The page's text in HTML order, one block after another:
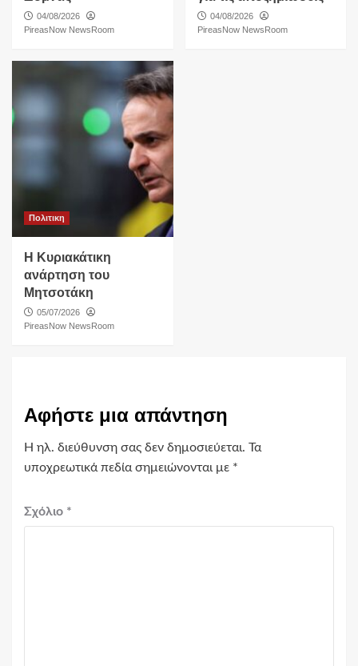
04/08/2026
PireasNow NewsRoom
04/08/2026
PireasNow NewsRoom
Πολιτικη
Η Κυριακάτικη
ανάρτηση του
Μητσοτάκη
05/07/2026
PireasNow NewsRoom
Αφήστε μια απάντηση
Η ηλ. διεύθυνση σας δεν δημοσιεύεται. Τα
υποχρεωτικά πεδία σημειώνονται με *
Σχόλιο *